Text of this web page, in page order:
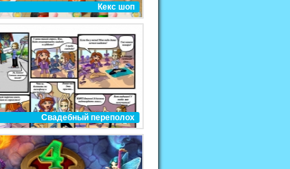
Кекс шоп
Свадебный переполох